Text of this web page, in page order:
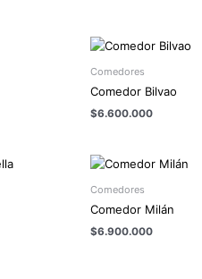
Comedores
Comedor Bilvao
$6.600.000
Comedores
Comedor Milán
$6.900.000